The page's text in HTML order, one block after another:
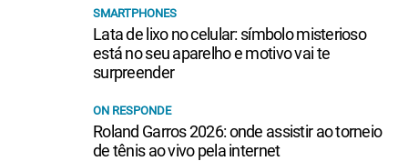
SMARTPHONES
Lata de lixo no celular: símbolo misterioso
está no seu aparelho e motivo vai te
surpreender
ON RESPONDE
Roland Garros 2026: onde assistir ao torneio
de tênis ao vivo pela internet